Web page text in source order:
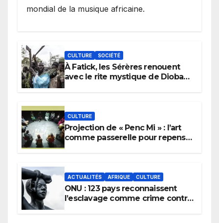
mondial de la musique africaine.
CULTURE SOCIÉTÉ
À Fatick, les Sérères renouent
avec le rite mystique de Diobaye
CULTURE
Projection de « Penc Mi » : l’art
comme passerelle pour repenser
ACTUALITÉS AFRIQUE CULTURE
ONU : 123 pays reconnaissent
l’esclavage comme crime contre